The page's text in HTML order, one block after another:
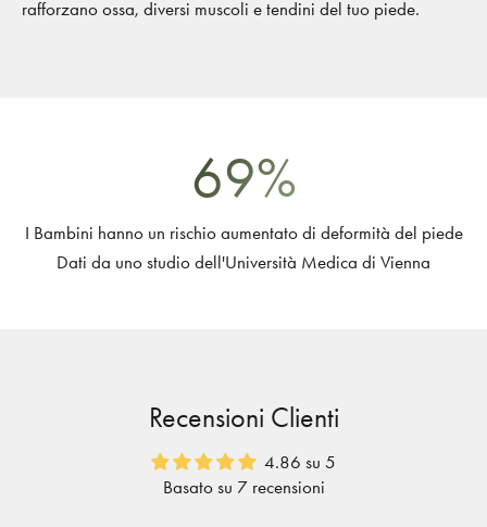
rafforzano ossa, diversi muscoli e tendini del tuo piede.
69%
I Bambini hanno un rischio aumentato di deformità del piede
Dati da uno studio dell'Università Medica di Vienna
Recensioni Clienti
4.86 su 5
Basato su 7 recensioni